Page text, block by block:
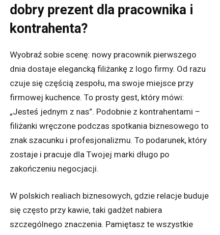
dobry prezent dla pracownika i
kontrahenta?
Wyobraź sobie scenę: nowy pracownik pierwszego
dnia dostaje elegancką filiżankę z logo firmy. Od razu
czuje się częścią zespołu, ma swoje miejsce przy
firmowej kuchence. To prosty gest, który mówi:
„Jesteś jednym z nas”. Podobnie z kontrahentami –
filiżanki wręczone podczas spotkania biznesowego to
znak szacunku i profesjonalizmu. To podarunek, który
zostaje i pracuje dla Twojej marki długo po
zakończeniu negocjacji.
W polskich realiach biznesowych, gdzie relacje buduje
się często przy kawie, taki gadżet nabiera
szczególnego znaczenia. Pamiętasz te wszystkie